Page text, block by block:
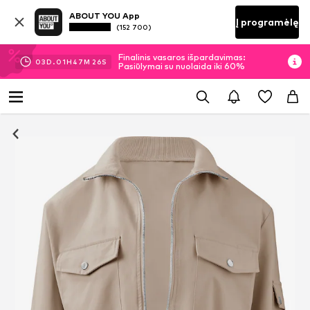
ABOUT YOU App
(152 700) Į programėlę
03D. 01H 47M 26S
Finalinis vasaros išpardavimas:
Pasiūlymai su nuolaida iki 60%